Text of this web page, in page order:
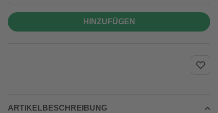
HINZUFÜGEN
ARTIKELBESCHREIBUNG